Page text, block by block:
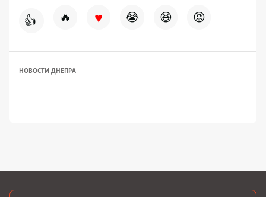
👍 🔥 ♥ 😭 😆 😡
НОВОСТИ ДНЕПРА